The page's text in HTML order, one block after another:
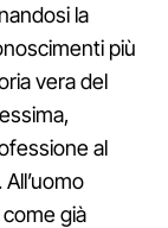
la
più
vera del
al
già